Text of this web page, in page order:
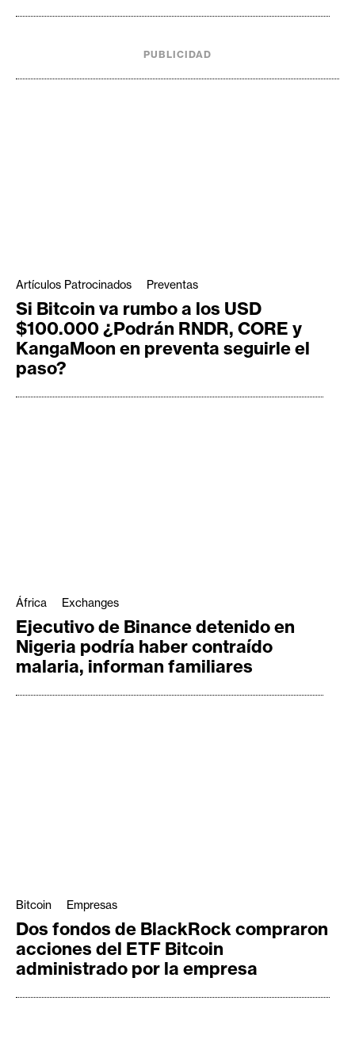
PUBLICIDAD
Artículos Patrocinados Preventas
Si Bitcoin va rumbo a los USD
$100.000 ¿Podrán RNDR, CORE y
KangaMoon en preventa seguirle el
paso?
África Exchanges
Ejecutivo de Binance detenido en
Nigeria podría haber contraído
malaria, informan familiares
Bitcoin Empresas
Dos fondos de BlackRock compraron
acciones del ETF Bitcoin
administrado por la empresa